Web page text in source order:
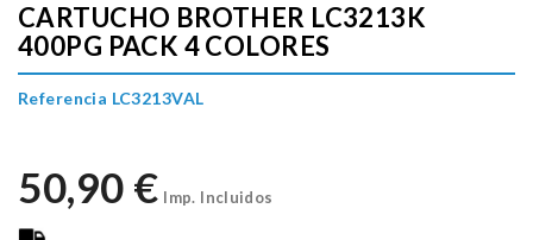
CARTUCHO BROTHER LC3213K
400PG PACK 4 COLORES
Referencia LC3213VAL
50,90 € Imp. Incluidos